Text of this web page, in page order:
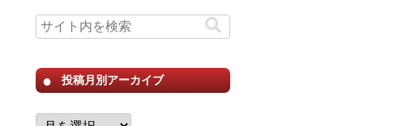
投稿月別アーカイブ